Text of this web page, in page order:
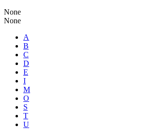
None
None
A
B
C
D
E
I
M
O
S
T
U